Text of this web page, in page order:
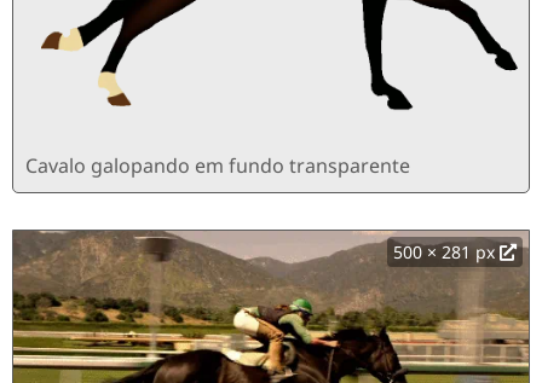
Cavalo galopando em fundo transparente
500 × 281 px